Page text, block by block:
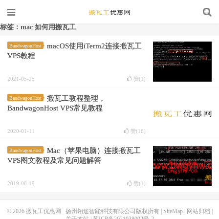
标签：mac 如何用搬瓦工
BandwagonHost
macOS使用iTerm2连接搬瓦工
VPS教程
2021-05-25 赞(1 )
BandwagonHost
搬瓦工教程整理，
BandwagonHost VPS常见教程
2020-01-11 赞(16)
BandwagonHost
Mac（苹果电脑）连接搬瓦工
VPS图文教程及常见问题解答
2019-08-19 赞(1 )
© 2026 搬瓦工优惠网 扬州翎途智能科技有限公司版权所有 | SiteMap| 网站归档